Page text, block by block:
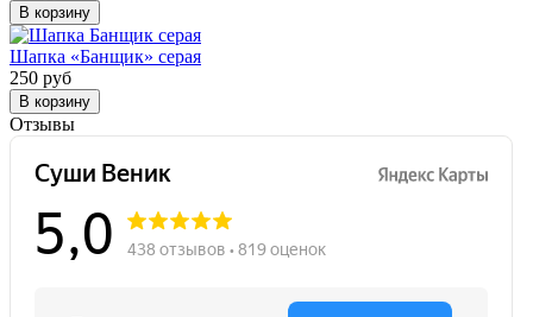
В корзину
Шапка «Банщик» серая
250 руб
В корзину
Отзывы